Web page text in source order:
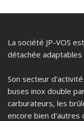
La société JP-VOS
détachée
Son secteur
buses inox double
carburateurs, les
encore bien d'autres